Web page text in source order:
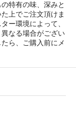
特有の味、深みと
上でご注文頂けま
ー環境によって、
なる場合がござい
ら、ご購入前にメ